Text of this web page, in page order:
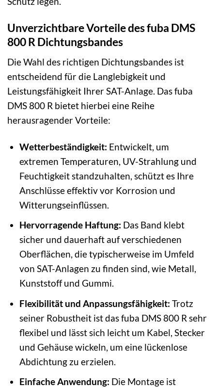
Unverzichtbare Vorteile des fuba DMS
800 R Dichtungsbandes
Die Wahl des richtigen Dichtungsbandes ist
entscheidend für die Langlebigkeit und
Leistungsfähigkeit Ihrer SAT-Anlage. Das fuba
DMS 800 R bietet hierbei eine Reihe
herausragender Vorteile:
Wetterbeständigkeit: Entwickelt, um
extremen Temperaturen, UV-Strahlung und
Feuchtigkeit standzuhalten, schützt es Ihre
Anschlüsse effektiv vor Korrosion und
Witterungseinflüssen.
Hervorragende Haftung: Das Band klebt
sicher und dauerhaft auf verschiedenen
Oberflächen, die typischerweise im Umfeld
von SAT-Anlagen zu finden sind, wie Metall,
Kunststoff und Gummi.
Flexibilität und Anpassungsfähigkeit: Trotz
seiner Robustheit ist das fuba DMS 800 R sehr
flexibel und lässt sich leicht um Kabel, Stecker
und Gehäuse wickeln, um eine lückenlose
Abdichtung zu erzielen.
Einfache Anwendung: Die Montage ist